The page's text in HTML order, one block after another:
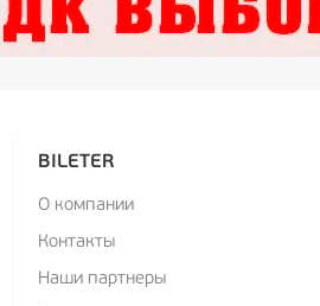
BILETER
О компании
Контакты
Наши партнеры